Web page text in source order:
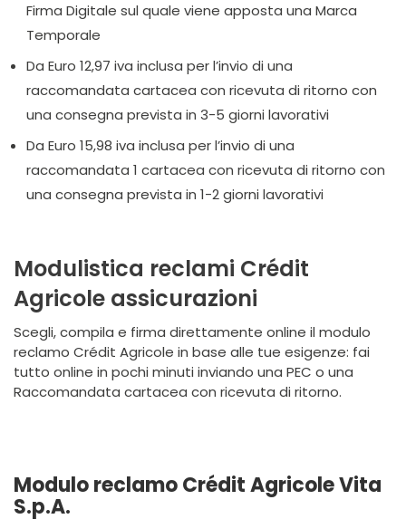
Firma Digitale sul quale viene apposta una Marca
Temporale
Da Euro 12,97 iva inclusa per l’invio di una
raccomandata cartacea con ricevuta di ritorno con
una consegna prevista in 3-5 giorni lavorativi
Da Euro 15,98 iva inclusa per l’invio di una
raccomandata 1 cartacea con ricevuta di ritorno con
una consegna prevista in 1-2 giorni lavorativi
Modulistica reclami Crédit
Agricole assicurazioni
Scegli, compila e firma direttamente online il modulo
reclamo Crédit Agricole in base alle tue esigenze: fai
tutto online in pochi minuti inviando una PEC o una
Raccomandata cartacea con ricevuta di ritorno.
Modulo reclamo Crédit Agricole Vita
S.p.A.